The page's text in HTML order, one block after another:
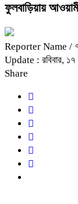
ফুলবাড়িয়ায়
Reporter Name /
Update : রবিবার,
Share